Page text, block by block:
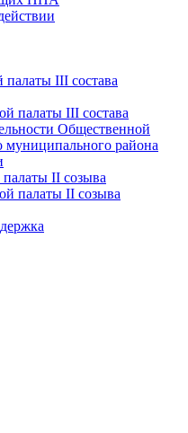
III состава
палаты III состава
Общественной
муниципального района
II созыва
палаты II созыва